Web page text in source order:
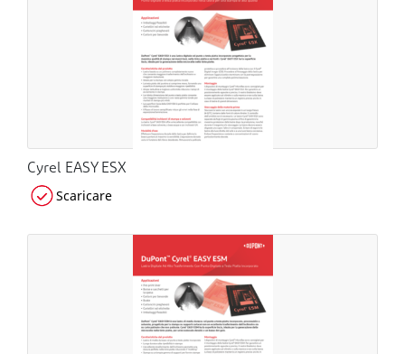
Cyrel EASY ESX
Scaricare